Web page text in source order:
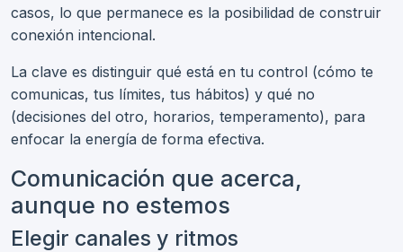
casos, lo que permanece es la posibilidad de construir
conexión intencional.
La clave es distinguir qué está en tu control (cómo te
comunicas, tus límites, tus hábitos) y qué no
(decisiones del otro, horarios, temperamento), para
enfocar la energía de forma efectiva.
Comunicación que acerca,
aunque no estemos
Elegir canales y ritmos